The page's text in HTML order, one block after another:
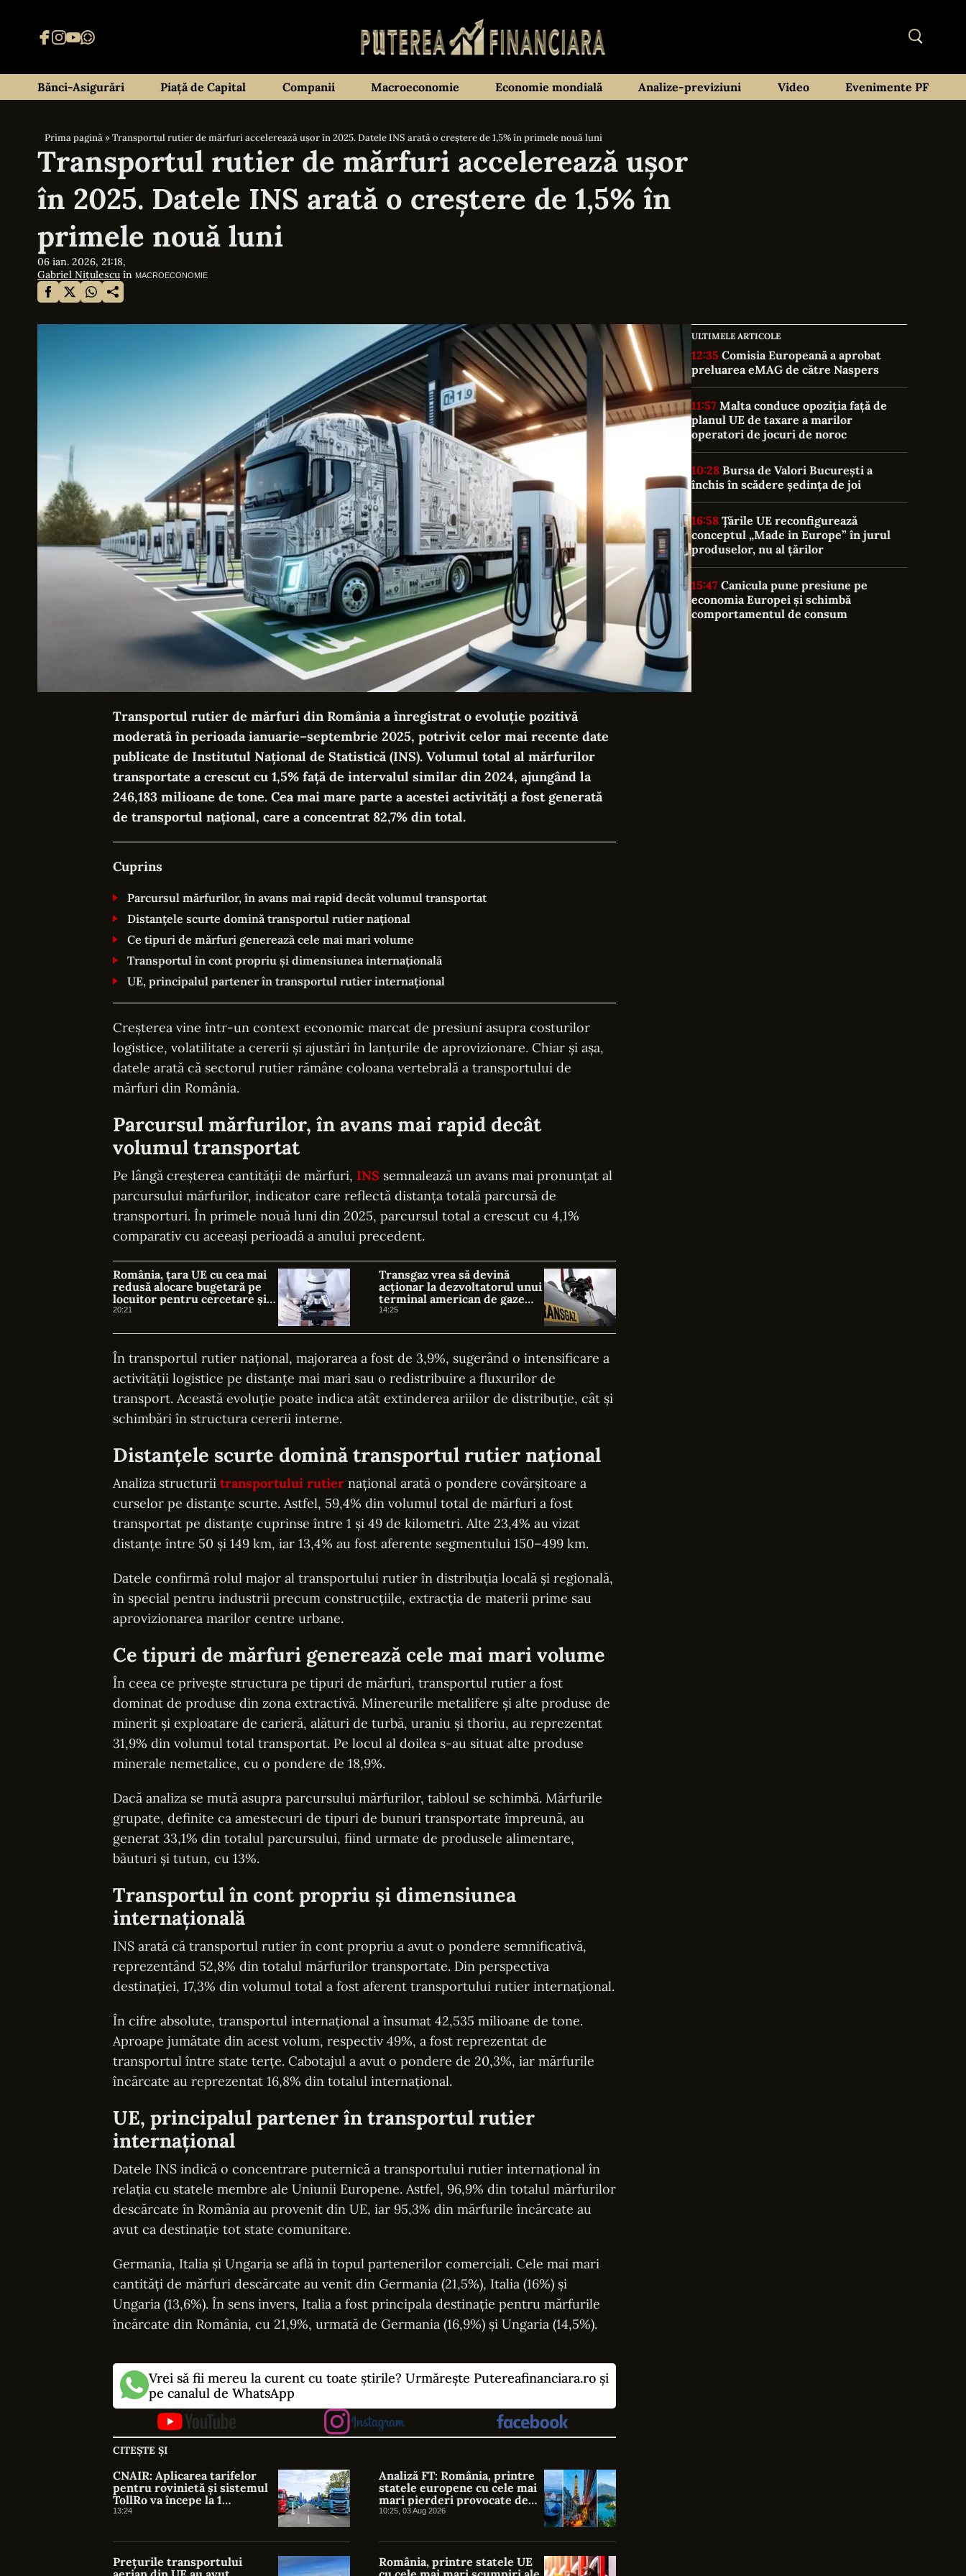
Bănci-Asigurări Piață de Capital Companii Macroeconomie Economie mondială Analize-previziuni Video Evenimente PF
Prima pagină»Transportul rutier de mărfuri accelerează ușor în 2025. Datele INS arată o creștere de 1,5% în primele nouă luni
Transportul rutier de mărfuri accelerează ușor
în 2025. Datele INS arată o creștere de 1,5% în
primele nouă luni
06 ian. 2026, 21:18,
Gabriel Nițulescu în MACROECONOMIE
Transportul rutier de mărfuri din România a înregistrat o evoluție pozitivă
moderată în perioada ianuarie–septembrie 2025, potrivit celor mai recente date
publicate de Institutul Național de Statistică (INS). Volumul total al mărfurilor
transportate a crescut cu 1,5% față de intervalul similar din 2024, ajungând la
246,183 milioane de tone. Cea mai mare parte a acestei activități a fost generată
de transportul național, care a concentrat 82,7% din total.
Cuprins
Parcursul mărfurilor, în avans mai rapid decât volumul transportat
Distanțele scurte domină transportul rutier național
Ce tipuri de mărfuri generează cele mai mari volume
Transportul în cont propriu și dimensiunea internațională
UE, principalul partener în transportul rutier internațional
Creșterea vine într-un context economic marcat de presiuni asupra costurilor
logistice, volatilitate a cererii și ajustări în lanțurile de aprovizionare. Chiar și așa,
datele arată că sectorul rutier rămâne coloana vertebrală a transportului de
mărfuri din România.
Parcursul mărfurilor, în avans mai rapid decât
volumul transportat
Pe lângă creșterea cantității de mărfuri, INS semnalează un avans mai pronunțat al
parcursului mărfurilor, indicator care reflectă distanța totală parcursă de
transporturi. În primele nouă luni din 2025, parcursul total a crescut cu 4,1%
comparativ cu aceeași perioadă a anului precedent.
România, țara UE cu cea mai
redusă alocare bugetară pe
locuitor pentru cercetare și
dezvoltare, în 2025
20:21
Transgaz vrea să devină
acționar la dezvoltatorul unui
terminal american de gaze
naturale lichefiate
14:25
În transportul rutier național, majorarea a fost de 3,9%, sugerând o intensificare a
activității logistice pe distanțe mai mari sau o redistribuire a fluxurilor de
transport. Această evoluție poate indica atât extinderea ariilor de distribuție, cât și
schimbări în structura cererii interne.
Distanțele scurte domină transportul rutier național
Analiza structurii transportului rutier național arată o pondere covârșitoare a
curselor pe distanțe scurte. Astfel, 59,4% din volumul total de mărfuri a fost
transportat pe distanțe cuprinse între 1 și 49 de kilometri. Alte 23,4% au vizat
distanțe între 50 și 149 km, iar 13,4% au fost aferente segmentului 150–499 km.
Datele confirmă rolul major al transportului rutier în distribuția locală și regională,
în special pentru industrii precum construcțiile, extracția de materii prime sau
aprovizionarea marilor centre urbane.
Ce tipuri de mărfuri generează cele mai mari volume
În ceea ce privește structura pe tipuri de mărfuri, transportul rutier a fost
dominat de produse din zona extractivă. Minereurile metalifere și alte produse de
minerit și exploatare de carieră, alături de turbă, uraniu și thoriu, au reprezentat
31,9% din volumul total transportat. Pe locul al doilea s-au situat alte produse
minerale nemetalice, cu o pondere de 18,9%.
Dacă analiza se mută asupra parcursului mărfurilor, tabloul se schimbă. Mărfurile
grupate, definite ca amestecuri de tipuri de bunuri transportate împreună, au
generat 33,1% din totalul parcursului, fiind urmate de produsele alimentare,
băuturi și tutun, cu 13%.
Transportul în cont propriu și dimensiunea
internațională
INS arată că transportul rutier în cont propriu a avut o pondere semnificativă,
reprezentând 52,8% din totalul mărfurilor transportate. Din perspectiva
destinației, 17,3% din volumul total a fost aferent transportului rutier internațional.
În cifre absolute, transportul internațional a însumat 42,535 milioane de tone.
Aproape jumătate din acest volum, respectiv 49%, a fost reprezentat de
transportul între state terțe. Cabotajul a avut o pondere de 20,3%, iar mărfurile
încărcate au reprezentat 16,8% din totalul internațional.
UE, principalul partener în transportul rutier
internațional
Datele INS indică o concentrare puternică a transportului rutier internațional în
relația cu statele membre ale Uniunii Europene. Astfel, 96,9% din totalul mărfurilor
descărcate în România au provenit din UE, iar 95,3% din mărfurile încărcate au
avut ca destinație tot state comunitare.
Germania, Italia și Ungaria se află în topul partenerilor comerciali. Cele mai mari
cantități de mărfuri descărcate au venit din Germania (21,5%), Italia (16%) și
Ungaria (13,6%). În sens invers, Italia a fost principala destinație pentru mărfurile
încărcate din România, cu 21,9%, urmată de Germania (16,9%) și Ungaria (14,5%).
Vrei să fii mereu la curent cu toate știrile? Urmărește Putereafinanciara.ro și
pe canalul de WhatsApp
CITEȘTE ȘI
CNAIR: Aplicarea tarifelor
pentru rovinietă și sistemul
TollRo va începe la 1
octombrie
13:24
Analiză FT: România, printre
statele europene cu cele mai
mari pierderi provocate de
valurile de căldură. Costurile
10:25, 03 Aug 2026
Prețurile transportului
România, printre statele UE
ULTIMELE ARTICOLE
12:35
preluarea eMAG de către Naspers
11:57
planul UE de taxare a marilor
operatori de jocuri de noroc
10:28
închis în scădere ședința de joi
16:58
conceptul „Made in Europe” în jurul
produselor, nu al țărilor
15:47
economia Europei și schimbă
comportamentul de consum